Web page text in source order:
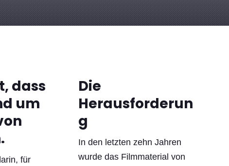
dass
um
für
Die
Herausforderun
g
In den letzten zehn Jahren
wurde das Filmmaterial von